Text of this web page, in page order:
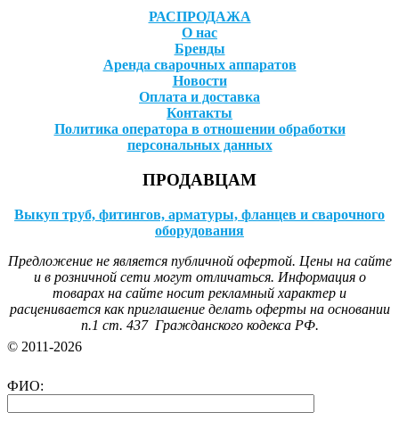
РАСПРОДАЖА
О нас
Бренды
Аренда сварочных аппаратов
Новости
Оплата и доставка
Контакты
Политика оператора в отношении обработки
персональных данных
ПРОДАВЦАМ
Выкуп труб, фитингов, арматуры, фланцев и сварочного
оборудования
Предложение не является публичной офертой. Цены на сайте
и в розничной сети могут отличаться. Информация о
товарах на сайте носит рекламный характер и
расценивается как приглашение делать оферты на основании
п.1 ст. 437 Гражданского кодекса РФ.
© 2011-2026
ФИО: